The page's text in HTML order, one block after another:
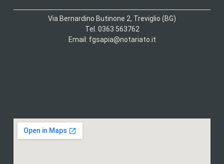
Via Bernardino Butinone 2, Treviglio (BG)
Tel. 0363 563762
Email: fgsapia@notariato.it